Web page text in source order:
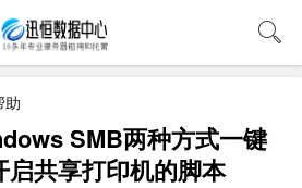
助
SMB两种方式一键
共享打印机的脚本